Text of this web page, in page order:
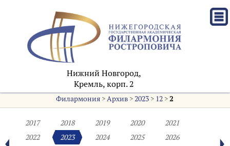
Нижний Новгород,
Кремль, корп. 2
Филармония >Архив >2023 > 12 >2
2017 2018 2019 2020
2021
2022
2023 2024 2025
2026